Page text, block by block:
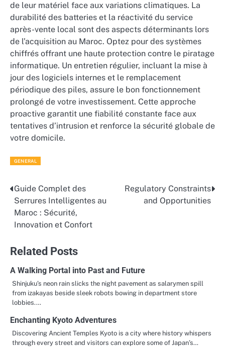
de leur matériel face aux variations climatiques. La
durabilité des batteries et la réactivité du service
après-vente local sont des aspects déterminants lors
de l’acquisition au Maroc. Optez pour des systèmes
chiffrés offrant une haute protection contre le piratage
informatique. Un entretien régulier, incluant la mise à
jour des logiciels internes et le remplacement
périodique des piles, assure le bon fonctionnement
prolongé de votre investissement. Cette approche
proactive garantit une fiabilité constante face aux
tentatives d’intrusion et renforce la sécurité globale de
votre domicile.
GENERAL
Post
navigation
Guide Complet des
Serrures Intelligentes au
Maroc : Sécurité,
Innovation et Confort
Regulatory Constraints
and Opportunities
Related Posts
A Walking Portal into Past and Future
Shinjuku’s neon rain slicks the night pavement as salarymen spill
from izakayas beside sleek robots bowing in department store
lobbies.…
Enchanting Kyoto Adventures
Discovering Ancient Temples Kyoto is a city where history whispers
through every street and visitors can explore some of Japan’s…